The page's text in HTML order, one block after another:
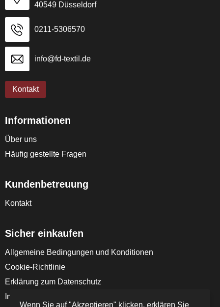
40549 Düsseldorf
0211-5306570
info@fd-textil.de
Kontakt
Informationen
Über uns
Häufig gestellte Fragen
Kundenbetreuung
Kontakt
Sicher einkaufen
Allgemeine Bedingungen und Konditionen
Cookie-Richtlinie
Erklärung zum Datenschutz
Impressum
Wenn Sie auf "Akzeptieren" klicken, erklären Sie